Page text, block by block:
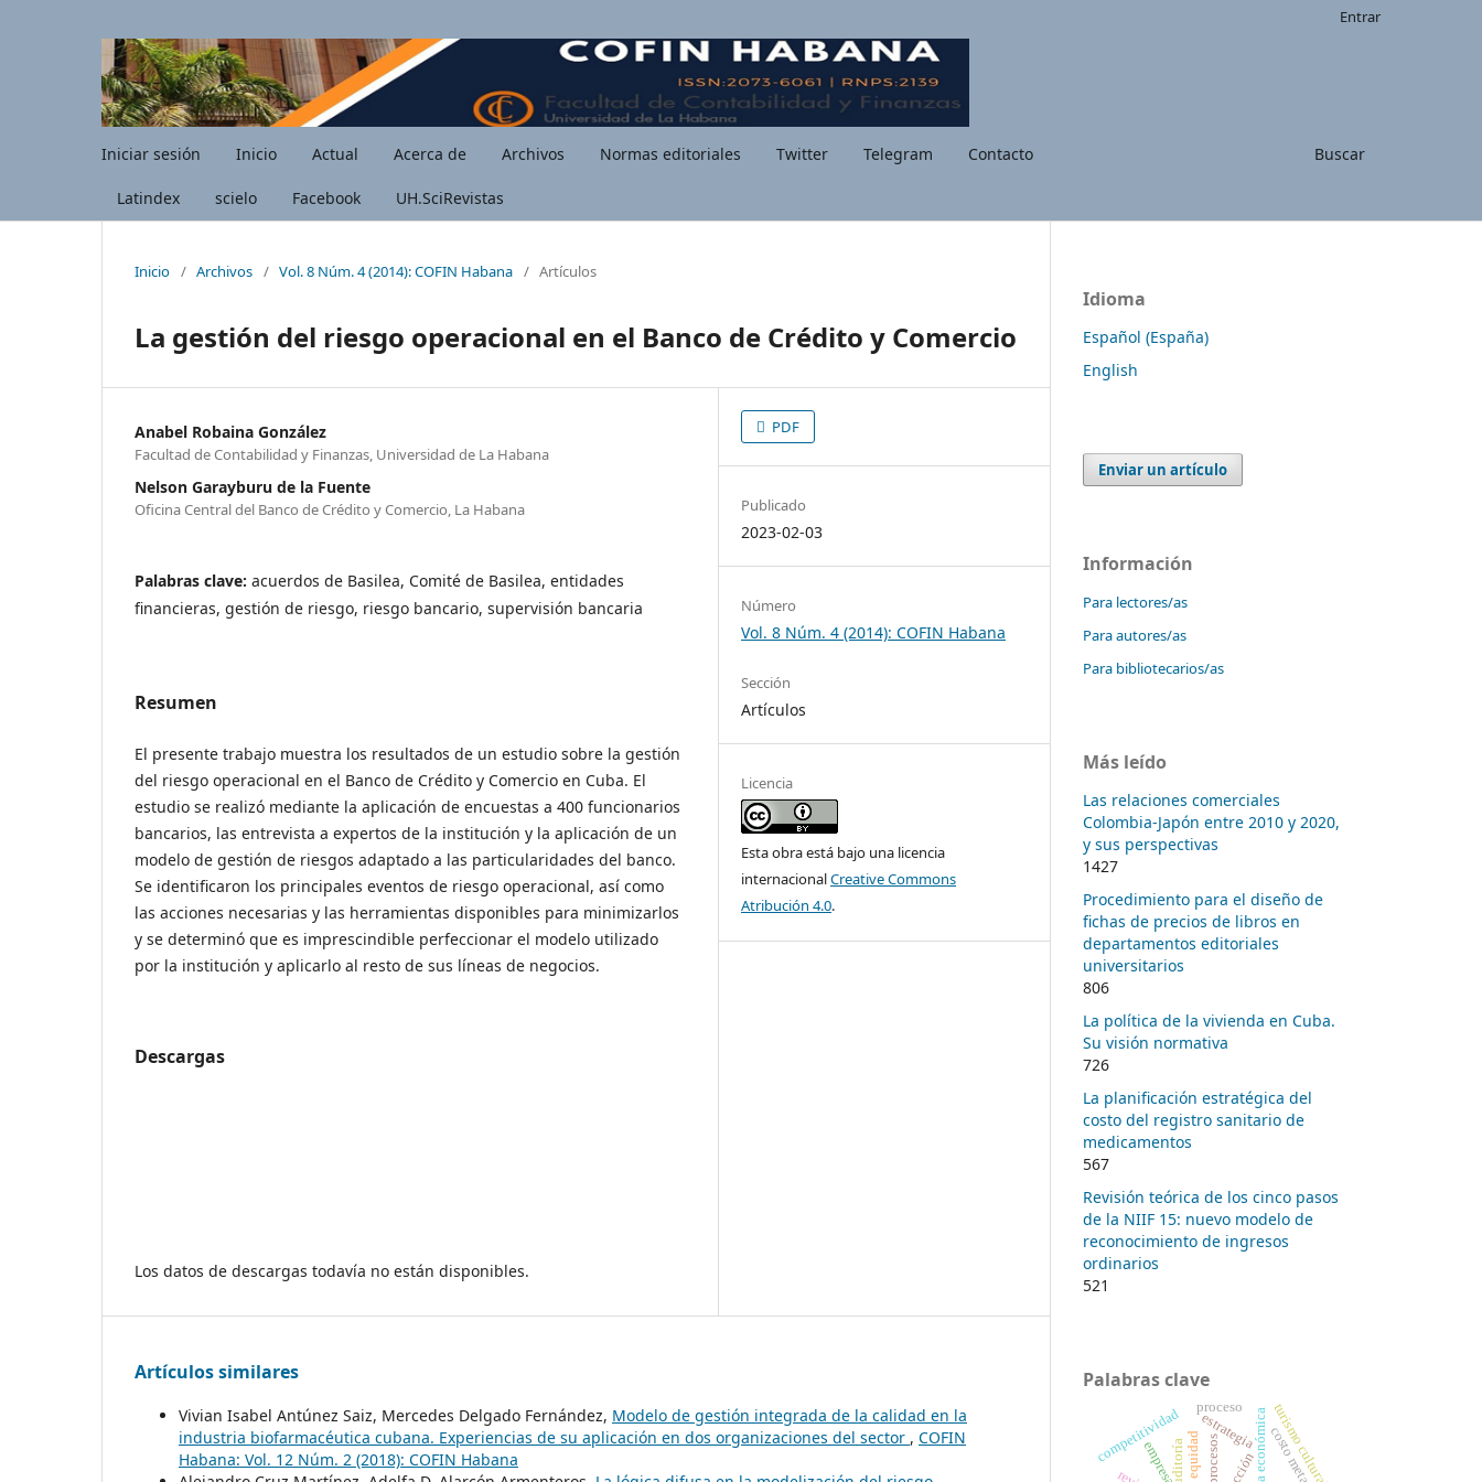
Iniciar sesión Inicio Actual Acerca de Archivos Normas editoriales Twitter Telegram Contacto
Latindex scielo Facebook UH.SciRevistas
Buscar
Entrar
Inicio / Archivos / Vol. 8 Núm. 4 (2014): COFIN Habana / Artículos
La gestión del riesgo operacional en el Banco de Crédito y Comercio
Anabel Robaina González
Facultad de Contabilidad y Finanzas, Universidad de La Habana
Nelson Garayburu de la Fuente
Oficina Central del Banco de Crédito y Comercio, La Habana
Palabras clave: acuerdos de Basilea, Comité de Basilea, entidades
financieras, gestión de riesgo, riesgo bancario, supervisión bancaria
Resumen
El presente trabajo muestra los resultados de un estudio sobre la gestión
del riesgo operacional en el Banco de Crédito y Comercio en Cuba. El
estudio se realizó mediante la aplicación de encuestas a 400 funcionarios
bancarios, las entrevista a expertos de la institución y la aplicación de un
modelo de gestión de riesgos adaptado a las particularidades del banco.
Se identificaron los principales eventos de riesgo operacional, así como
las acciones necesarias y las herramientas disponibles para minimizarlos
y se determinó que es imprescindible perfeccionar el modelo utilizado
por la institución y aplicarlo al resto de sus líneas de negocios.
Descargas
Los datos de descargas todavía no están disponibles.
PDF
Publicado
2023-02-03
Número
Vol. 8 Núm. 4 (2014): COFIN Habana
Sección
Artículos
Licencia
Esta obra está bajo una licencia
internacionalCreative Commons
Atribución 4.0.
Artículos similares
Vivian Isabel Antúnez Saiz, Mercedes Delgado Fernández, Modelo de gestión integrada de la calidad en la
industria biofarmacéutica cubana. Experiencias de su aplicación en dos organizaciones del sector , COFIN
Habana: Vol. 12 Núm. 2 (2018): COFIN Habana
Idioma
Español (España)
English
Enviar un artículo
Información
Para lectores/as
Para autores/as
Para bibliotecarios/as
Más leído
Las relaciones comerciales
Colombia-Japón entre 2010 y 2020,
y sus perspectivas
1427
Procedimiento para el diseño de
fichas de precios de libros en
departamentos editoriales
universitarios
806
La política de la vivienda en Cuba.
Su visión normativa
726
La planificación estratégica del
costo del registro sanitario de
medicamentos
567
Revisión teórica de los cinco pasos
de la NIIF 15: nuevo modelo de
reconocimiento de ingresos
ordinarios
521
Palabras clave
teoría económica
auditoría
empresa procesos
competitividad turismo cultural
costo meta
estrategia
equidad
proceso